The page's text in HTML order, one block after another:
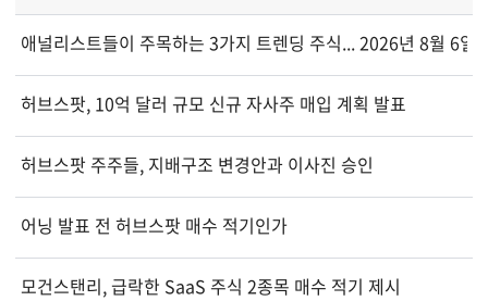
애널리스트들이 주목하는 3가지 트렌딩 주식... 2026년 8월 6일
허브스팟, 10억 달러 규모 신규 자사주 매입 계획 발표
허브스팟 주주들, 지배구조 변경안과 이사진 승인
어닝 발표 전 허브스팟 매수 적기인가
모건스탠리, 급락한 SaaS 주식 2종목 매수 적기 제시